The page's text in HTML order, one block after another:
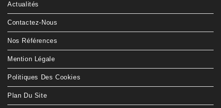
Actualités
Contactez-Nous
Nos Références
Mention Légale
Politiques Des Cookies
Plan Du Site